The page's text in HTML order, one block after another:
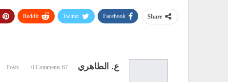
Share
Facebook
Twitter
ReddIt
ع. الطاهري 67 Posts
0 Comments